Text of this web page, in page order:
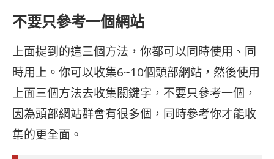
不要只參考一個網站
上面提到的這三個方法，你都可以同時使用、同
時用上。你可以收集6~10個頭部網站，然後使用
上面三個方法去收集關鍵字，不要只參考一個，
因為頭部網站群會有很多個，同時參考你才能收
集的更全面。